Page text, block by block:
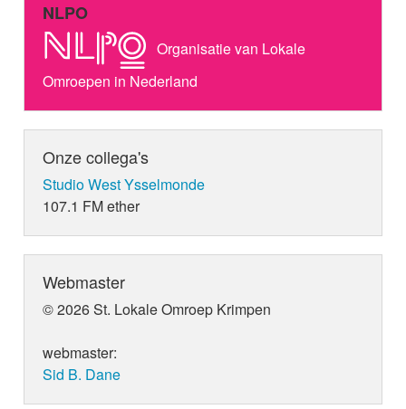
NLPO
Organisatie van Lokale
Omroepen in Nederland
Onze collega's
Studio West Ysselmonde
107.1 FM ether
Webmaster
© 2026 St. Lokale Omroep Krimpen
webmaster:
Sid B. Dane